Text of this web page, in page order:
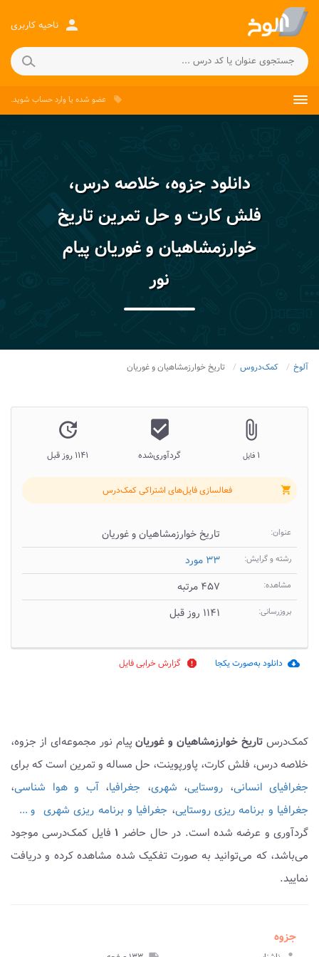
person ناحیه کاربری
local_offer عضو شده یاوارد حساب شوید.
دانلود جزوه، خلاصه درس،
فلش کارت و حل تمرین تاریخ
خوارزمشاهیان و غوریان پیام
نور
آلوخ کمک‌دروس تاریخ خوارزمشاهیان و غوریان
attach_file
۱ فایل
beenhere
گردآوری‌شده
update
۱۱۴۱ روز قبل
shopping_cart فعالسازی فایل‌های اشتراکی کمک‌درس
عنوان: تاریخ خوارزمشاهیان و غوریان
رشته و گرایش: ۳۳ مورد
مشاهده: ۴۵۷ مرتبه
بروزرسانی: ۱۱۴۱ روز قبل
cloud_download دانلود به‌صورت یکجا report گزارش خرابی فایل
کمک‌درس تاریخ خوارزمشاهیان و غوریان پیام نور مجموعه‌ای از جزوه،
خلاصه درس، فلش کارت، پاورپوینت، حل مساله و تمرین است که برای
جغرافیای انسانی، روستایی، شهری، جغرافیا،آب و هوا شناسی،
جغرافیا و برنامه ریزی روستایی، جغرافیا و برنامه ریزی شهری و ...
گردآوری و عرضه شده است. در حال حاضر ۱فایل کمک‌درسی موجود
می‌باشد، که می‌توانید به صورت تفکیک شده مشاهده کرده و دریافت
نمایید.
جزوه